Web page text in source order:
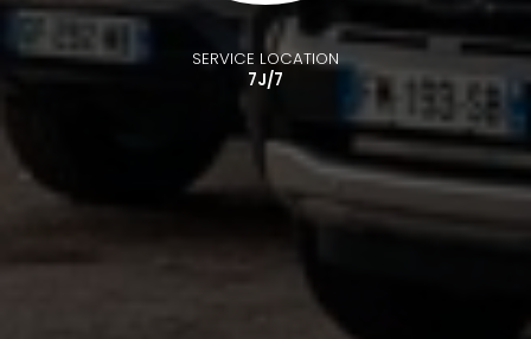
SERVICE LOCATION
7J/7